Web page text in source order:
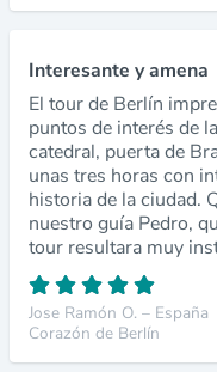
Interesante y amena
El tour de Berlín
puntos de interés de
catedral, puerta de
unas tres horas con
historia de la ciudad.
nuestro guía Pedro,
tour resultara muy
Jose Ramón O. – España
Corazón de Berlín